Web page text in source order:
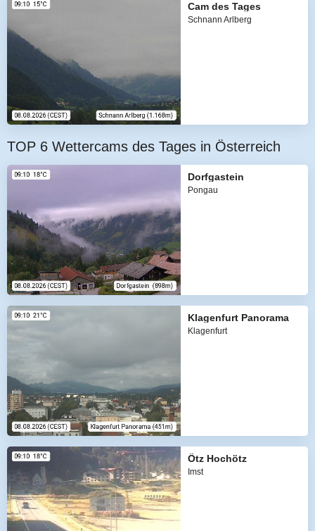
Cam des Tages
Schnann Arlberg
TOP 6 Wettercams des Tages in Österreich
Dorfgastein
Pongau
Klagenfurt Panorama
Klagenfurt
Ötz Hochötz
Imst